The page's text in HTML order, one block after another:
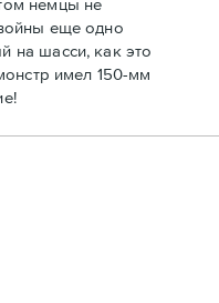
еще одно
на шасси, как это
имел 150-мм